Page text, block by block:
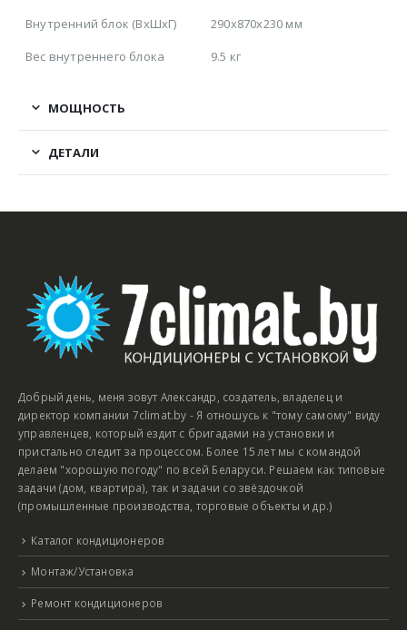
Внутренний блок (ВхШхГ)
290x870x230 мм
Вес внутреннего блока
9.5 кг
МОЩНОСТЬ
ДЕТАЛИ
Добрый день, меня зовут Александр, создатель, владелец и
директор компании 7climat.by - Я отношусь к "тому самому" виду
управленцев, который ездит с бригадами на установки и
пристально следит за процессом. Более 15 лет мы с командой
делаем "хорошую погоду" по всей Беларуси. Решаем как типовые
задачи (дом, квартира), так и задачи со звёздочкой
(промышленные производства, торговые объекты и др.)
Каталог кондиционеров
Монтаж/Установка
Ремонт кондиционеров